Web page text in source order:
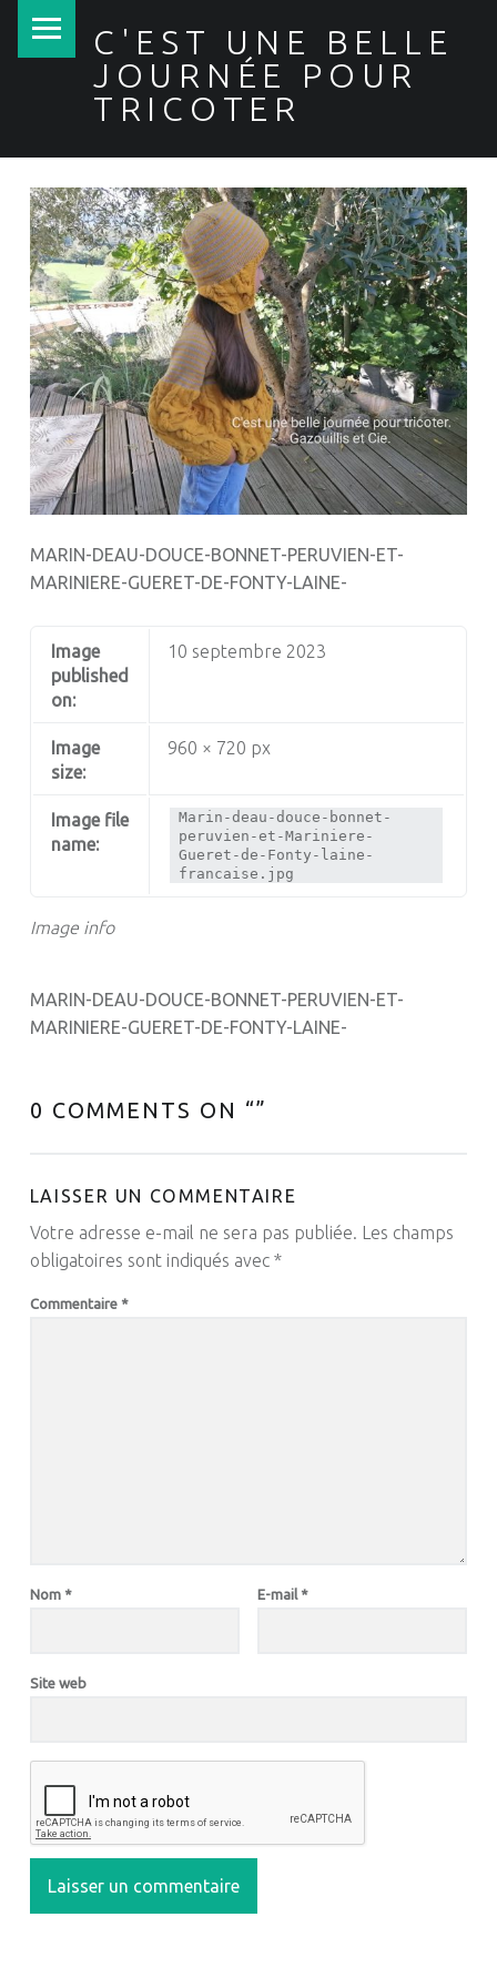
C'EST UNE BELLE
JOURNÉE POUR
TRICOTER
MARIN-DEAU-DOUCE-BONNET-PERUVIEN-ET-
MARINIERE-GUERET-DE-FONTY-LAINE-
Image info
Image
published
on:
10 septembre 2023
Image
size:
960 × 720 px
Image file
name:
Marin-deau-douce-bonnet-
peruvien-et-Mariniere-
Gueret-de-Fonty-laine-
francaise.jpg
MARIN-DEAU-DOUCE-BONNET-PERUVIEN-ET-
MARINIERE-GUERET-DE-FONTY-LAINE-
0 COMMENTS ON “”
LAISSER UN COMMENTAIRE
Votre adresse e-mail ne sera pas publiée.
Les champs
obligatoires sont indiqués avec *
Commentaire *
Nom * E-mail *
Site web